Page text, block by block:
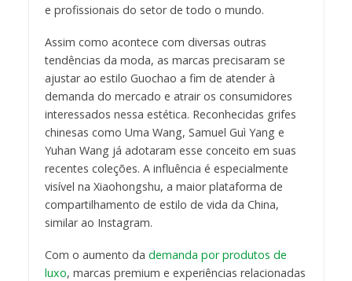
e profissionais do setor de todo o mundo.
Assim como acontece com diversas outras
tendências da moda, as marcas precisaram se
ajustar ao estilo Guochao a fim de atender à
demanda do mercado e atrair os consumidores
interessados nessa estética. Reconhecidas grifes
chinesas como Uma Wang, Samuel Guì Yang e
Yuhan Wang já adotaram esse conceito em suas
recentes coleções. A influência é especialmente
visível na Xiaohongshu, a maior plataforma de
compartilhamento de estilo de vida da China,
similar ao Instagram.
Com o aumento da demanda por produtos de
luxo, marcas premium e experiências relacionadas